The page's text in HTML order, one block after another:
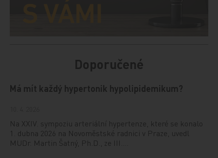
Doporučené
Má mít každý hypertonik hypolipidemikum?
Na XXIV. sympoziu arteriální hypertenze, které se konalo
1. dubna 2026 na Novoměstské radnici v Praze, uvedl
MUDr. Martin Šatný, Ph.D., ze III.…